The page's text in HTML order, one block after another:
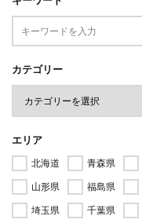
カテゴリー
エリア
北海道 青森県
山形県
福島県
埼玉県
千葉県